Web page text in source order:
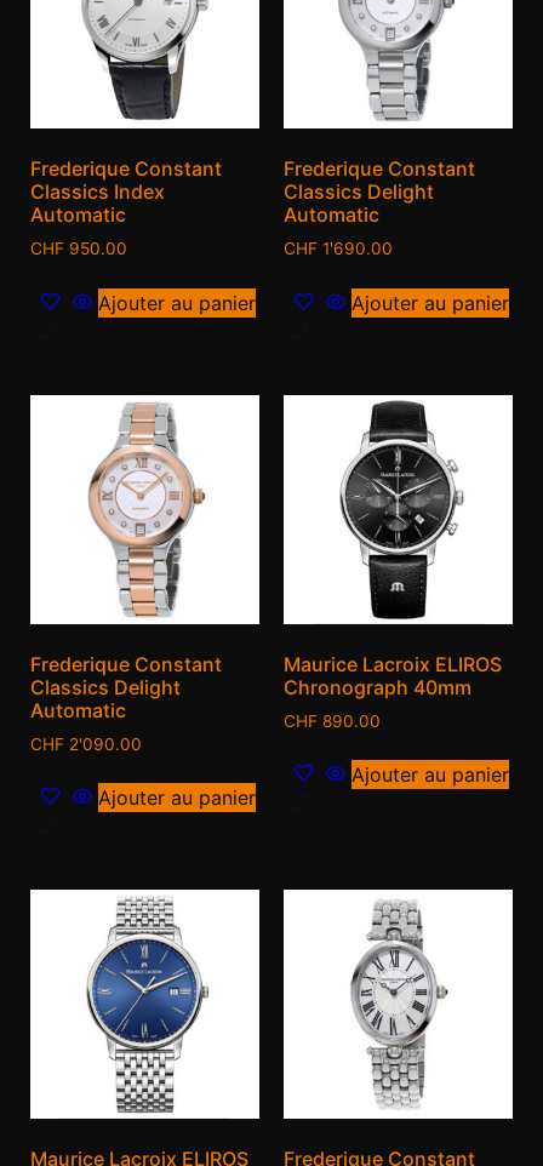
Frederique Constant
Classics Index
Automatic
CHF 950.00
Ajouter au panier
Frederique Constant
Classics Delight
Automatic
CHF 1'690.00
Ajouter au panier
Frederique Constant
Classics Delight
Automatic
CHF 2'090.00
Ajouter au panier
Maurice Lacroix ELIROS
Chronograph 40mm
CHF 890.00
Ajouter au panier
Maurice Lacroix ELIROS Frederique Constant